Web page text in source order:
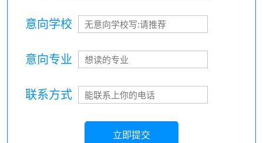
意向学校
意向专业
联系方式
立即提交